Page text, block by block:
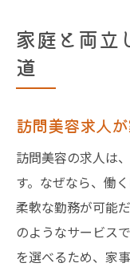
家庭と両立
道
訪問美容求人
訪問美容の求人は
す。なぜなら、働
柔軟な勤務が可能
のようなサービス
を選べるため、家